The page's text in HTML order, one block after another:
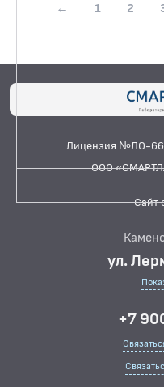
← 1 2
Лицензия №ЛО-
ООО
Сайт
ул.
+7